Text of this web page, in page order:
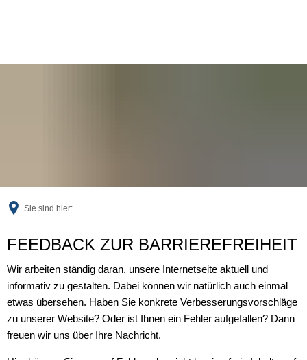
Sie sind hier:
Feedback
FEEDBACK ZUR BARRIEREFREIHEIT
Wir arbeiten ständig daran, unsere Internetseite aktuell und
informativ zu gestalten. Dabei können wir natürlich auch einmal
etwas übersehen. Haben Sie konkrete Verbesserungsvorschläge
zu unserer Website? Oder ist Ihnen ein Fehler aufgefallen? Dann
freuen wir uns über Ihre Nachricht.